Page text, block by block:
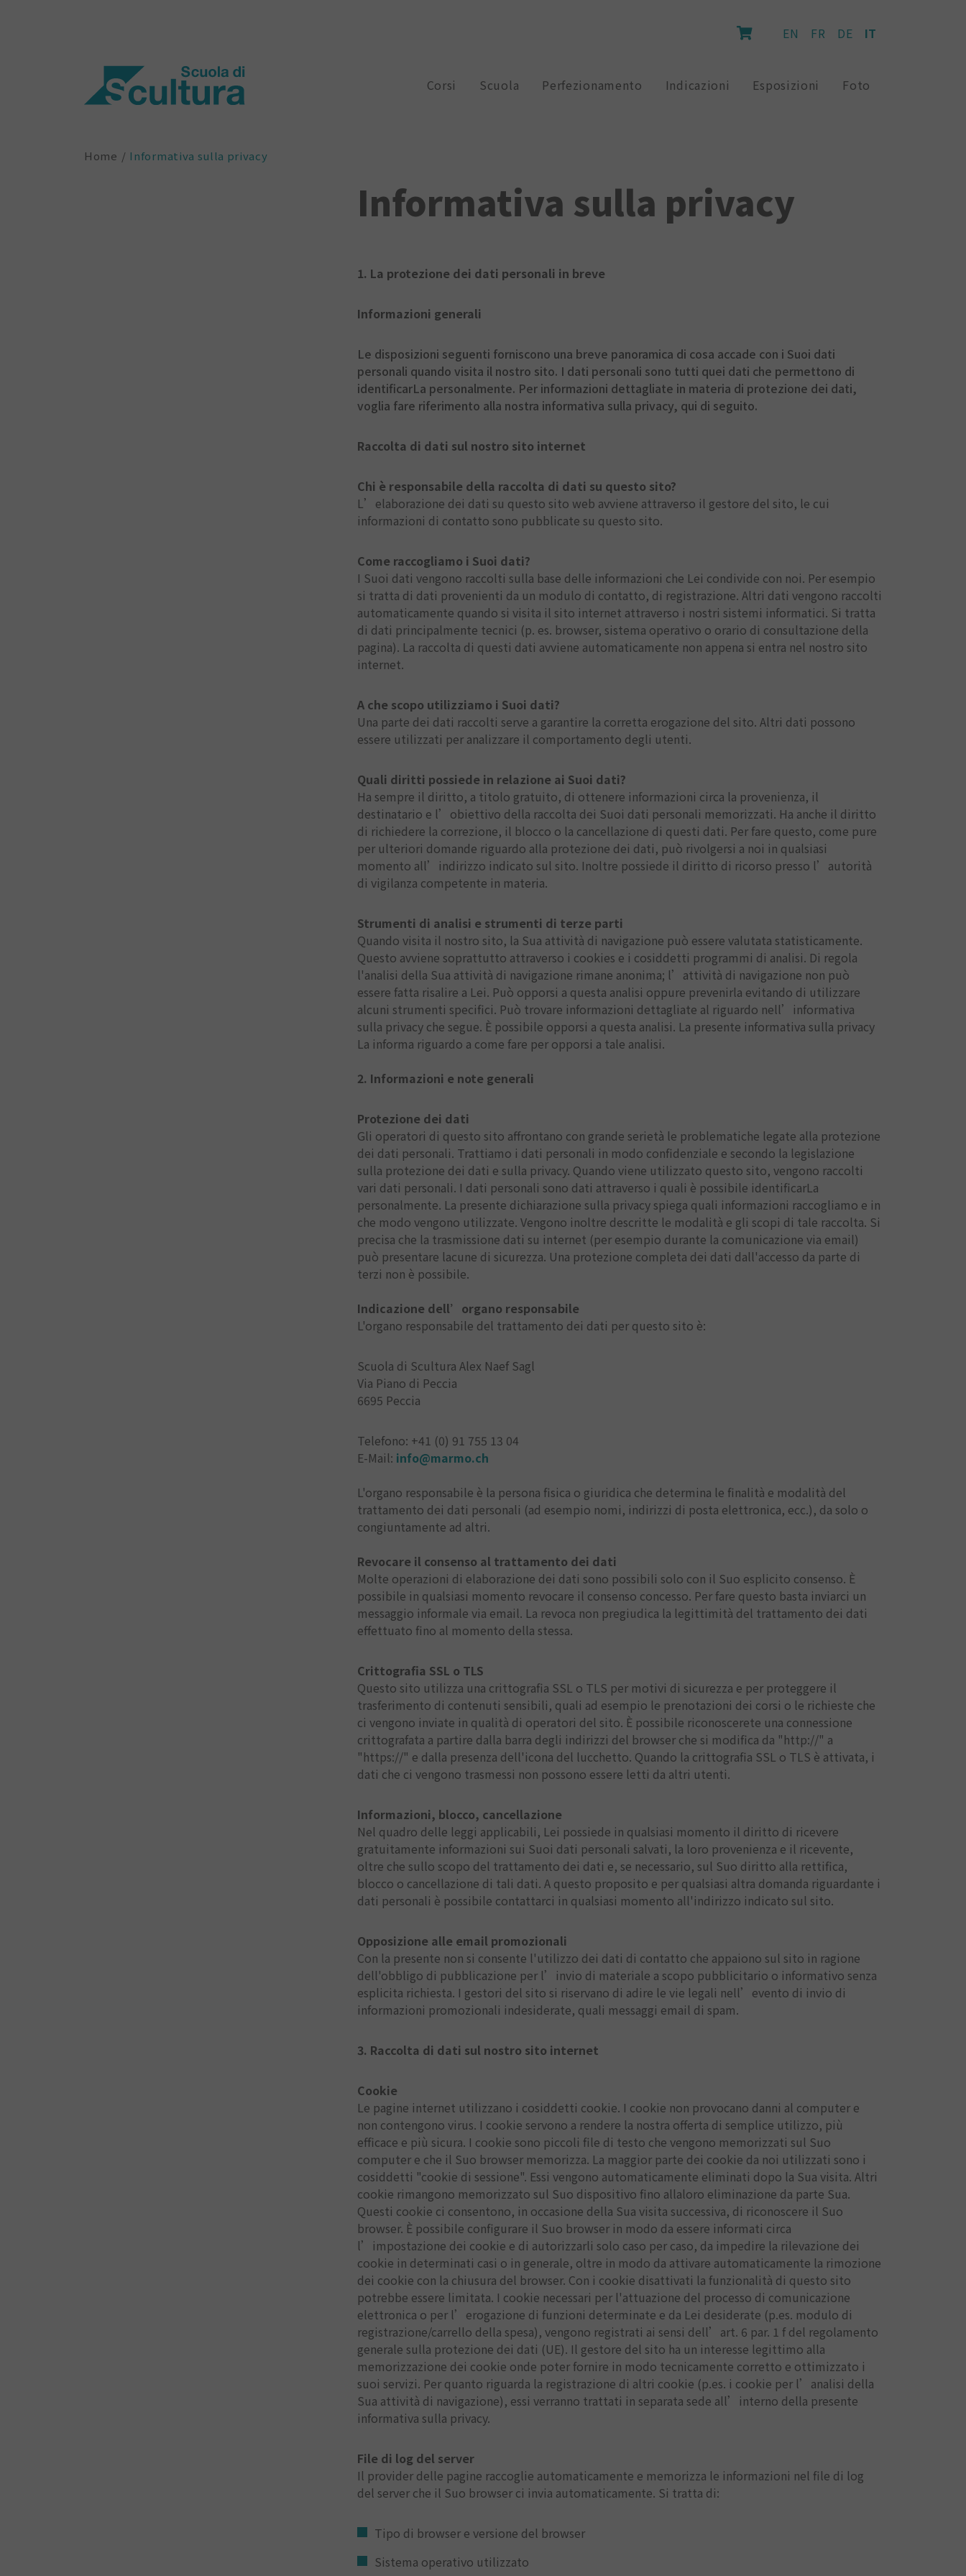
EN FR DE IT
Corsi Scuola Perfezionamento Indicazioni Esposizioni Foto
Home Informativa sulla privacy
Informativa sulla privacy
1. La protezione dei dati personali in breve
Informazioni generali
Le disposizioni seguenti forniscono una breve panoramica di cosa accade con i Suoi dati
personali quando visita il nostro sito. I dati personali sono tutti quei dati che permettono di
identificarLa personalmente. Per informazioni dettagliate in materia di protezione dei dati,
voglia fare riferimento alla nostra informativa sulla privacy, qui di seguito.
Raccolta di dati sul nostro sito internet
Chi è responsabile della raccolta di dati su questo sito?
L’elaborazione dei dati su questo sito web avviene attraverso il gestore del sito, le cui
informazioni di contatto sono pubblicate su questo sito.
Come raccogliamo i Suoi dati?
I Suoi dati vengono raccolti sulla base delle informazioni che Lei condivide con noi. Per esempio
si tratta di dati provenienti da un modulo di contatto, di registrazione. Altri dati vengono raccolti
automaticamente quando si visita il sito internet attraverso i nostri sistemi informatici. Si tratta
di dati principalmente tecnici (p. es. browser, sistema operativo o orario di consultazione della
pagina). La raccolta di questi dati avviene automaticamente non appena si entra nel nostro sito
internet.
A che scopo utilizziamo i Suoi dati?
Una parte dei dati raccolti serve a garantire la corretta erogazione del sito. Altri dati possono
essere utilizzati per analizzare il comportamento degli utenti.
Quali diritti possiede in relazione ai Suoi dati?
Ha sempre il diritto, a titolo gratuito, di ottenere informazioni circa la provenienza, il
destinatario e l’obiettivo della raccolta dei Suoi dati personali memorizzati. Ha anche il diritto
di richiedere la correzione, il blocco o la cancellazione di questi dati. Per fare questo, come pure
per ulteriori domande riguardo alla protezione dei dati, può rivolgersi a noi in qualsiasi
momento all’indirizzo indicato sul sito. Inoltre possiede il diritto di ricorso presso l’autorità
di vigilanza competente in materia.
Strumenti di analisi e strumenti di terze parti
Quando visita il nostro sito, la Sua attività di navigazione può essere valutata statisticamente.
Questo avviene soprattutto attraverso i cookies e i cosiddetti programmi di analisi. Di regola
l'analisi della Sua attività di navigazione rimane anonima; l’attività di navigazione non può
essere fatta risalire a Lei. Può opporsi a questa analisi oppure prevenirla evitando di utilizzare
alcuni strumenti specifici. Può trovare informazioni dettagliate al riguardo nell’informativa
sulla privacy che segue. È possibile opporsi a questa analisi. La presente informativa sulla privacy
La informa riguardo a come fare per opporsi a tale analisi.
2. Informazioni e note generali
Protezione dei dati
Gli operatori di questo sito affrontano con grande serietà le problematiche legate alla protezione
dei dati personali. Trattiamo i dati personali in modo confidenziale e secondo la legislazione
sulla protezione dei dati e sulla privacy. Quando viene utilizzato questo sito, vengono raccolti
vari dati personali. I dati personali sono dati attraverso i quali è possibile identificarLa
personalmente. La presente dichiarazione sulla privacy spiega quali informazioni raccogliamo e in
che modo vengono utilizzate. Vengono inoltre descritte le modalità e gli scopi di tale raccolta. Si
precisa che la trasmissione dati su internet (per esempio durante la comunicazione via email)
può presentare lacune di sicurezza. Una protezione completa dei dati dall'accesso da parte di
terzi non è possibile.
Indicazione dell’organo responsabile
L'organo responsabile del trattamento dei dati per questo sito è:
Scuola di Scultura Alex Naef Sagl
Via Piano di Peccia
6695 Peccia
Telefono: +41 (0) 91 755 13 04
E-Mail: info@marmo.ch
L'organo responsabile è la persona fisica o giuridica che determina le finalità e modalità del
trattamento dei dati personali (ad esempio nomi, indirizzi di posta elettronica, ecc.), da solo o
congiuntamente ad altri.
Revocare il consenso al trattamento dei dati
Molte operazioni di elaborazione dei dati sono possibili solo con il Suo esplicito consenso. È
possibile in qualsiasi momento revocare il consenso concesso. Per fare questo basta inviarci un
messaggio informale via email. La revoca non pregiudica la legittimità del trattamento dei dati
effettuato fino al momento della stessa.
Crittografia SSL o TLS
Questo sito utilizza una crittografia SSL o TLS per motivi di sicurezza e per proteggere il
trasferimento di contenuti sensibili, quali ad esempio le prenotazioni dei corsi o le richieste che
ci vengono inviate in qualità di operatori del sito. È possibile riconoscerete una connessione
crittografata a partire dalla barra degli indirizzi del browser che si modifica da "http://" a
"https://" e dalla presenza dell'icona del lucchetto. Quando la crittografia SSL o TLS è attivata, i
dati che ci vengono trasmessi non possono essere letti da altri utenti.
Informazioni, blocco, cancellazione
Nel quadro delle leggi applicabili, Lei possiede in qualsiasi momento il diritto di ricevere
gratuitamente informazioni sui Suoi dati personali salvati, la loro provenienza e il ricevente,
oltre che sullo scopo del trattamento dei dati e, se necessario, sul Suo diritto alla rettifica,
blocco o cancellazione di tali dati. A questo proposito e per qualsiasi altra domanda riguardante i
dati personali è possibile contattarci in qualsiasi momento all'indirizzo indicato sul sito.
Opposizione alle email promozionali
Con la presente non si consente l'utilizzo dei dati di contatto che appaiono sul sito in ragione
dell'obbligo di pubblicazione per l’invio di materiale a scopo pubblicitario o informativo senza
esplicita richiesta. I gestori del sito si riservano di adire le vie legali nell’evento di invio di
informazioni promozionali indesiderate, quali messaggi email di spam.
3. Raccolta di dati sul nostro sito internet
Cookie
Le pagine internet utilizzano i cosiddetti cookie. I cookie non provocano danni al computer e
non contengono virus. I cookie servono a rendere la nostra offerta di semplice utilizzo, più
efficace e più sicura. I cookie sono piccoli file di testo che vengono memorizzati sul Suo
computer e che il Suo browser memorizza. La maggior parte dei cookie da noi utilizzati sono i
cosiddetti "cookie di sessione". Essi vengono automaticamente eliminati dopo la Sua visita. Altri
cookie rimangono memorizzato sul Suo dispositivo fino allaloro eliminazione da parte Sua.
Questi cookie ci consentono, in occasione della Sua visita successiva, di riconoscere il Suo
browser. È possibile configurare il Suo browser in modo da essere informati circa
l’impostazione dei cookie e di autorizzarli solo caso per caso, da impedire la rilevazione dei
cookie in determinati casi o in generale, oltre in modo da attivare automaticamente la rimozione
dei cookie con la chiusura del browser. Con i cookie disattivati la funzionalità di questo sito
potrebbe essere limitata. I cookie necessari per l'attuazione del processo di comunicazione
elettronica o per l’erogazione di funzioni determinate e da Lei desiderate (p.es. modulo di
registrazione/carrello della spesa), vengono registrati ai sensi dell’art. 6 par. 1 f del regolamento
generale sulla protezione dei dati (UE). Il gestore del sito ha un interesse legittimo alla
memorizzazione dei cookie onde poter fornire in modo tecnicamente corretto e ottimizzato i
suoi servizi. Per quanto riguarda la registrazione di altri cookie (p.es. i cookie per l’analisi della
Sua attività di navigazione), essi verranno trattati in separata sede all’interno della presente
informativa sulla privacy.
File di log del server
Il provider delle pagine raccoglie automaticamente e memorizza le informazioni nel file di log
del server che il Suo browser ci invia automaticamente. Si tratta di:
Tipo di browser e versione del browser
Sistema operativo utilizzato